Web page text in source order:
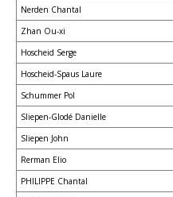
Nerden Chantal
Zhan Ou-xi
Hoscheid Serge
Hoscheid-Spaus Laure
Schummer Pol
Sliepen-Glodé Danielle
Sliepen John
Rerman Elio
PHILIPPE Chantal